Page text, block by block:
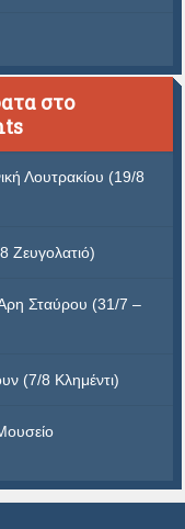
στο
Λουτρακίου (19/8
Ζευγολατιό)
Άρη Σταύρου (31/7 –
(7/8 Κλημέντι)